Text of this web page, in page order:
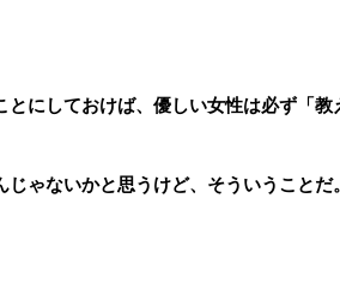
にしておけば、優しい女性は必ず「教
ゃないかと思うけど、そういうことだ。